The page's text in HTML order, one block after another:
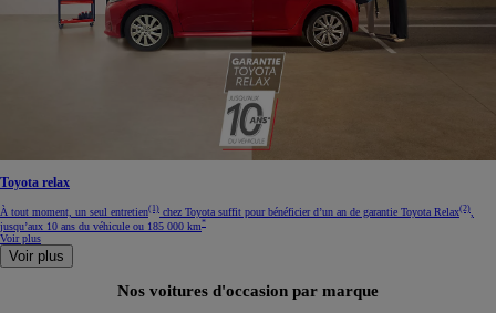
Toyota relax
À tout moment, un seul entretien(1) chez Toyota suffit pour bénéficier d’un an de garantie Toyota Relax(2)
jusqu’aux 10 ans du véhicule ou 185 000 km*
Voir plus
Voir plus
Nos voitures d'occasion par marque